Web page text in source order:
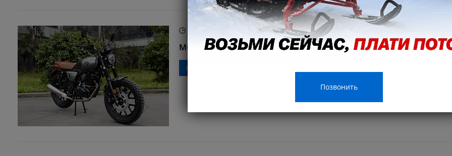
MOTOLAND TEXAS PRO 300 уже доступны к покупке в нашем
Подробнее
Позвонить